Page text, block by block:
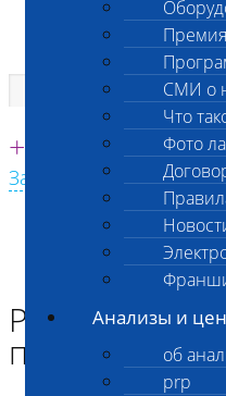
Единая круглосуточная справочная
+7 495 260 0
Заказать звонок с
СМИ о
Что
Фото
Анализы и
об
prp
Главная страница
Анализы и цены
PRP терапия (вторая и
PRP терапия